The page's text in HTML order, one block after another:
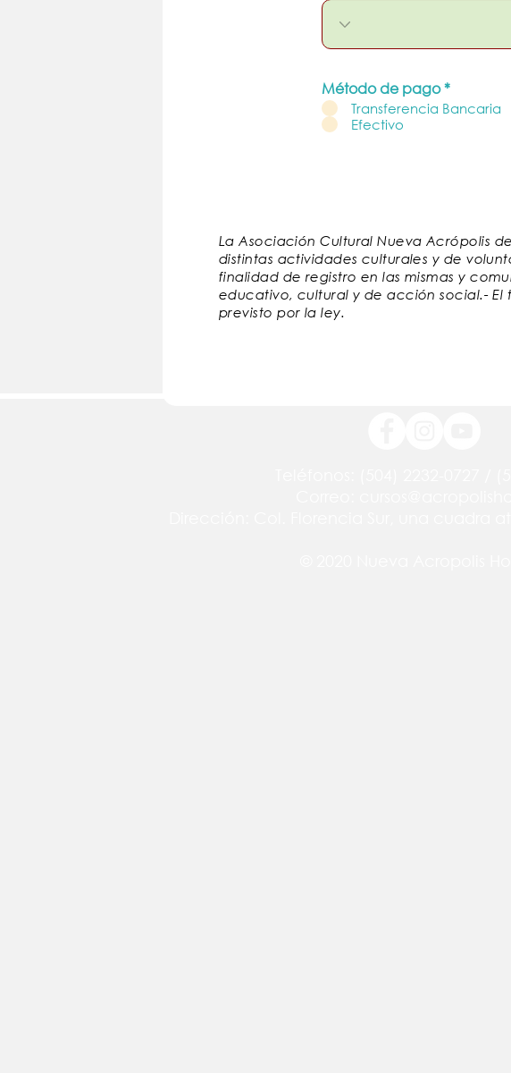
Método de pago*
Transferencia Bancaria
Efectivo
La Asociación Cultural Nueva Acrópolis
distintas actividades culturales y de
finalidad de registro en las mismas y
educativo, cultural y de acción social.-
previsto por la ley.